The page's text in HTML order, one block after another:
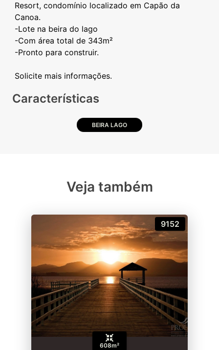
Resort, condomínio localizado em Capão da
Canoa.
-Lote na beira do lago
-Com área total de 343m²
-Pronto para construir.
Características
BEIRA LAGO
Veja também
9152
608m²